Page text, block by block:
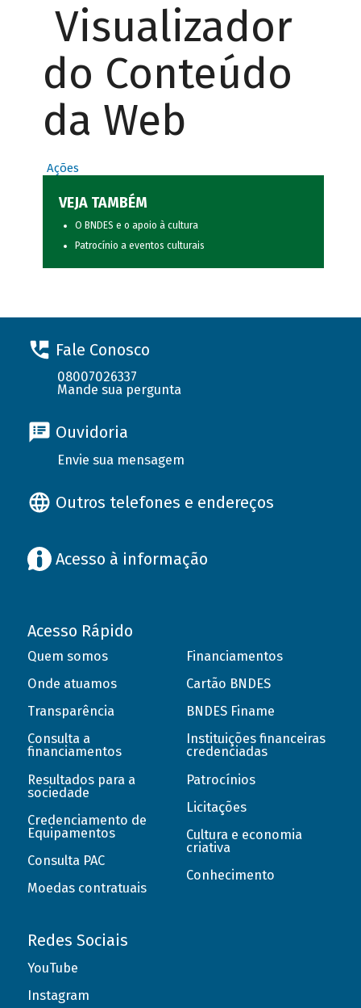
Visualizador
do Conteúdo
da Web
Ações
VEJA TAMBÉM
O BNDES e o apoio à cultura
Patrocínio a eventos culturais
Fale Conosco
08007026337
Mande sua pergunta
Ouvidoria
Envie sua mensagem
Outros telefones e endereços
Acesso à informação
Acesso Rápido
Quem somos
Onde atuamos
Transparência
Consulta a
financiamentos
Resultados para a
sociedade
Credenciamento de
Equipamentos
Consulta PAC
Moedas contratuais
Financiamentos
Cartão BNDES
BNDES Finame
Instituições financeiras
credenciadas
Patrocínios
Licitações
Cultura e economia
criativa
Conhecimento
Redes Sociais
YouTube
Instagram